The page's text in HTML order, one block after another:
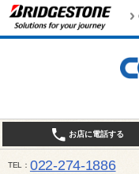
お店に電話する
TEL 022-274-1886